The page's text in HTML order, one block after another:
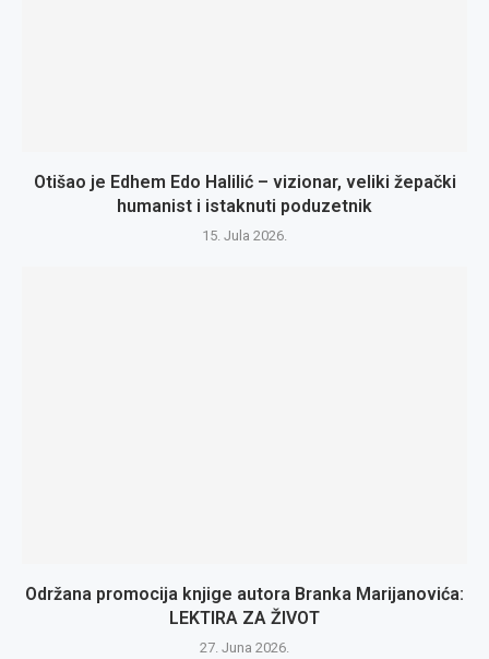
Otišao je Edhem Edo Halilić – vizionar, veliki žepački
humanist i istaknuti poduzetnik
15. Jula 2026.
Održana promocija knjige autora Branka Marijanovića:
LEKTIRA ZA ŽIVOT
27. Juna 2026.